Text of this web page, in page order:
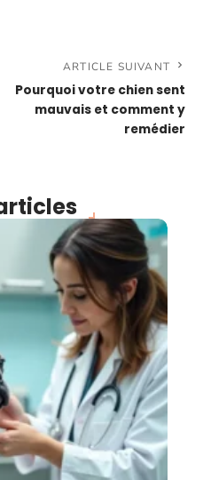
ARTICLE SUIVANT
Pourquoi votre chien sent
mauvais et comment y
remédier